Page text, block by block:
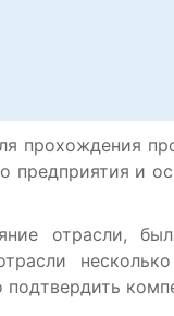
предприятия и
отрасли,